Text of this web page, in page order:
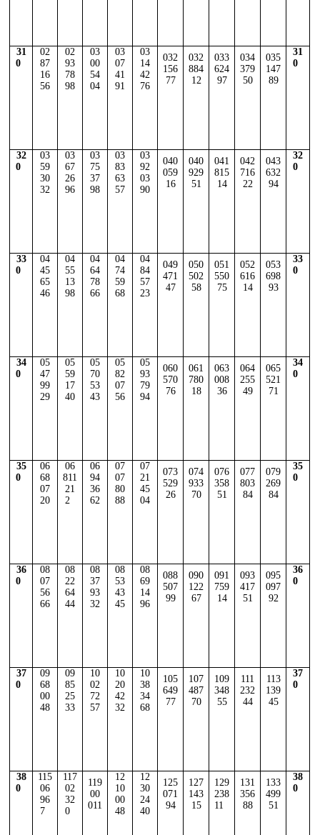
31
0
02
87
16
56
02
93
78
98
03
00
54
04
03
07
41
91
03
14
42
76
032
156
77
032
884
12
033
624
97
034
379
50
035
147
89
31
0
32
0
03
59
30
32
03
67
26
96
03
75
37
98
03
83
63
57
03
92
03
90
040
059
16
040
929
51
041
815
14
042
716
22
043
632
94
32
0
33
0
04
45
65
46
04
55
13
98
04
64
78
66
04
74
59
68
04
84
57
23
049
471
47
050
502
58
051
550
75
052
616
14
053
698
93
33
0
34
0
05
47
99
29
05
59
17
40
05
70
53
43
05
82
07
56
05
93
79
94
060
570
76
061
780
18
063
008
36
064
255
49
065
521
71
34
0
35
0
06
68
07
20
06
811
21
2
06
94
36
62
07
07
80
88
07
21
45
04
073
529
26
074
933
70
076
358
51
077
803
84
079
269
84
35
0
36
0
08
07
56
66
08
22
64
44
08
37
93
32
08
53
43
45
08
69
14
96
088
507
99
090
122
67
091
759
14
093
417
51
095
097
92
36
0
37
0
09
68
00
48
09
85
25
33
10
02
72
57
10
20
42
32
10
38
34
68
105
649
77
107
487
70
109
348
55
111
232
44
113
139
45
37
0
38
0
115
06
96
7
117
02
32
0
119
00
011
12
10
00
48
12
30
24
40
125
071
94
127
143
15
129
238
11
131
356
88
133
499
51
38
0